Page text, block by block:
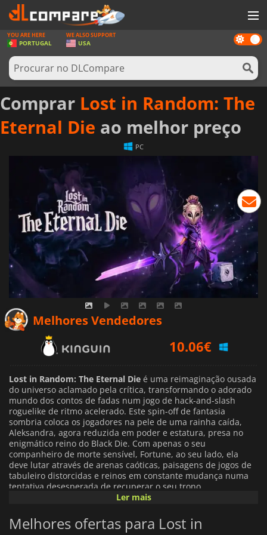
JOGOS
GAME CARDS
SOFTWARE
REWARDS
HARDWARE
ENTRAR OU REGISTAR
Dark
mode
YOU ARE HERE
PORTUGAL
WE ALSO SUPPORT
USA
Comprar Lost in Random: The
Eternal Die ao melhor preço
PC
Melhores Vendedores
11.39€
13.79€
Lost in Random: The Eternal Die é uma reimaginação ousada
do universo aclamado pela crítica, transformando o adorado
mundo dos contos de fadas num jogo de hack-and-slash
roguelike de ritmo acelerado. Este spin-off de fantasia
sombria coloca os jogadores na pele de uma rainha caída,
Aleksandra, agora reduzida em poder e estatura, presa no
enigmático reino do Black Die. Com apenas o seu
companheiro de morte sensível, Fortune, ao seu lado, ela
deve lutar através de arenas caóticas, paisagens de jogos de
tabuleiro distorcidas e reinos em constante mudança numa
tentativa desesperada de recuperar o seu trono.
mistura rica de combate corpo a corpo e à distância, com um
sistema de atualização profundo e uma mecânica única de
Ler mais
Melhores ofertas para Lost in